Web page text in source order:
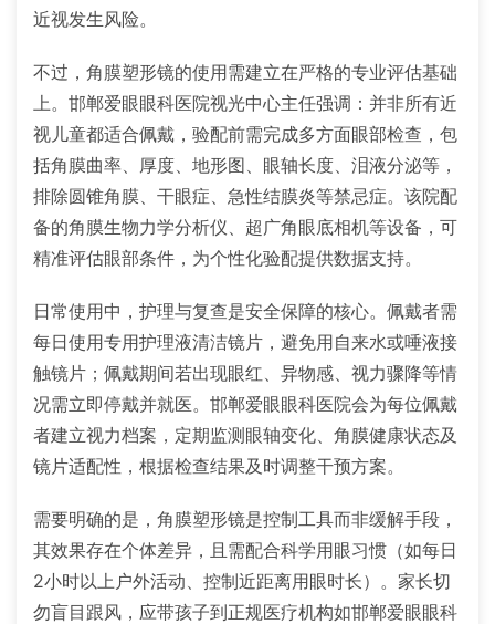
近视发生风险。
不过，角膜塑形镜的使用需建立在严格的专业评估基础
上。邯郸爱眼眼科医院视光中心主任强调：并非所有近
视儿童都适合佩戴，验配前需完成多方面眼部检查，包
括角膜曲率、厚度、地形图、眼轴长度、泪液分泌等，
排除圆锥角膜、干眼症、急性结膜炎等禁忌症。该院配
备的角膜生物力学分析仪、超广角眼底相机等设备，可
精准评估眼部条件，为个性化验配提供数据支持。
日常使用中，护理与复查是安全保障的核心。佩戴者需
每日使用专用护理液清洁镜片，避免用自来水或唾液接
触镜片；佩戴期间若出现眼红、异物感、视力骤降等情
况需立即停戴并就医。邯郸爱眼眼科医院会为每位佩戴
者建立视力档案，定期监测眼轴变化、角膜健康状态及
镜片适配性，根据检查结果及时调整干预方案。
需要明确的是，角膜塑形镜是控制工具而非缓解手段，
其效果存在个体差异，且需配合科学用眼习惯（如每日
2小时以上户外活动、控制近距离用眼时长）。家长切
勿盲目跟风，应带孩子到正规医疗机构如邯郸爱眼眼科